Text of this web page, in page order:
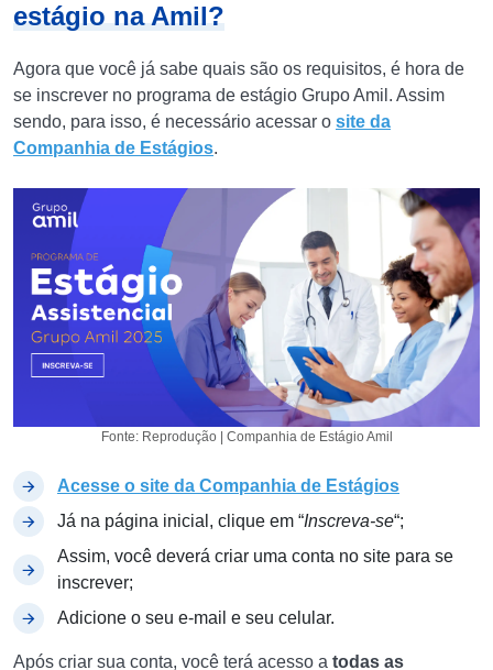
estágio na Amil?
Agora que você já sabe quais são os requisitos, é hora de
se inscrever no programa de estágio Grupo Amil. Assim
sendo, para isso, é necessário acessar o site da
Companhia de Estágios.
Fonte: Reprodução | Companhia de Estágio Amil
Acesse o site da Companhia de Estágios
Já na página inicial, clique em “Inscreva-se“;
Assim, você deverá criar uma conta no site para se
inscrever;
Adicione o seu e-mail e seu celular.
Após criar sua conta, você terá acesso a todas as